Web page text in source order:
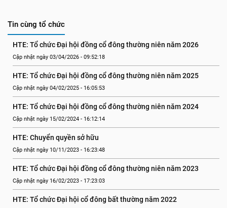
Tin cùng tổ chức
HTE: Tổ chức Đại hội đồng cổ đông thường niên năm 2026
Cập nhật ngày 03/04/2026 - 09:52:18
HTE: Tổ chức Đại hội đồng cổ đông thường niên năm 2025
Cập nhật ngày 04/02/2025 - 16:05:53
HTE: Tổ chức Đại hội đồng cổ đông thường niên năm 2024
Cập nhật ngày 15/02/2024 - 16:12:14
HTE: Chuyển quyền sở hữu
Cập nhật ngày 10/11/2023 - 16:23:48
HTE: Tổ chức Đại hội đồng cổ đông thường niên năm 2023
Cập nhật ngày 16/02/2023 - 17:23:03
HTE: Tổ chức Đại hội cổ đông bất thường năm 2022